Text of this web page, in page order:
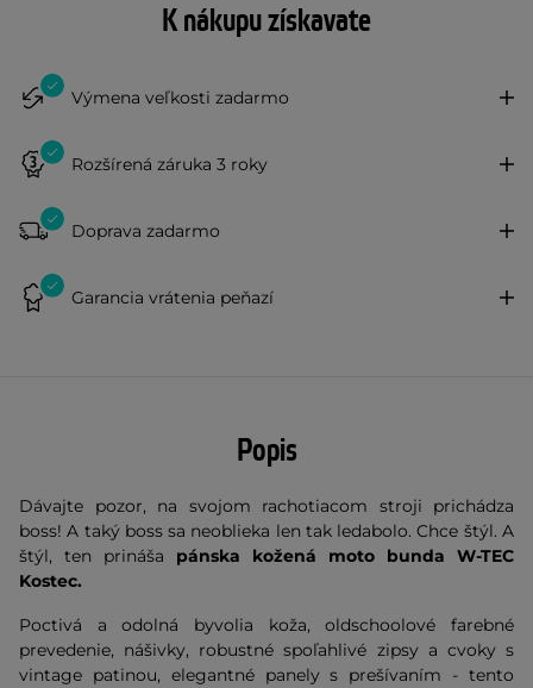
K nákupu získavate
Výmena veľkosti zadarmo
Rozšírená záruka 3 roky
Doprava zadarmo
Garancia vrátenia peňazí
Popis
Dávajte pozor, na svojom rachotiacom stroji prichádza
boss! A taký boss sa neoblieka len tak ledabolo. Chce štýl. A
štýl, ten prináša pánska kožená moto bunda W-TEC
Kostec.
Poctivá a odolná byvolia koža, oldschoolové farebné
prevedenie, nášivky, robustné spoľahlivé zipsy a cvoky s
vintage patinou, elegantné panely s prešívaním - tento